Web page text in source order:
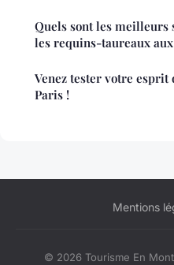
Quels sont les meilleurs
les requins-taureaux aux
Venez tester votre esprit
Paris !
Mentions
© 2026 Tourisme En